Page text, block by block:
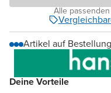
Deine Vorteile
Alle
Artikel auf